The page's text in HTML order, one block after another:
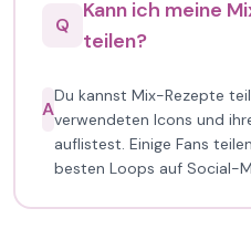
Q
Kann ich meine
teilen?
A
Du kannst Mix-Rezepte
verwendeten Icons und
auflistest. Einige Fans
besten Loops auf Social-